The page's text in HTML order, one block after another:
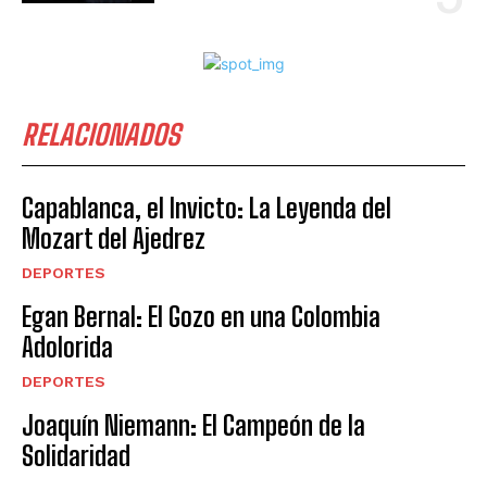
RELACIONADOS
Capablanca, el Invicto: La Leyenda del
Mozart del Ajedrez
DEPORTES
Egan Bernal: El Gozo en una Colombia
Adolorida
DEPORTES
Joaquín Niemann: El Campeón de la
Solidaridad